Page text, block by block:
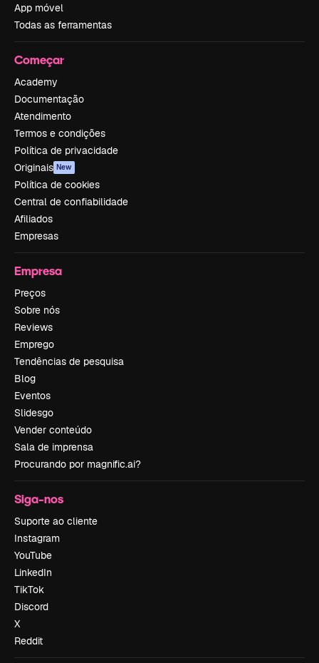
App móvel
Todas as ferramentas
Começar
Academy
Documentação
Atendimento
Termos e condições
Política de privacidade
Originais New
Política de cookies
Central de confiabilidade
Afiliados
Empresas
Empresa
Preços
Sobre nós
Reviews
Emprego
Tendências de pesquisa
Blog
Eventos
Slidesgo
Vender conteúdo
Sala de imprensa
Procurando por magnific.ai?
Siga-nos
Suporte ao cliente
Instagram
YouTube
LinkedIn
TikTok
Discord
X
Reddit